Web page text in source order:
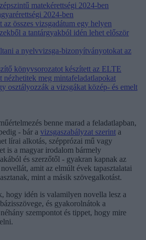
matekérettségi 2024-ben
2024-ben
az összes vizsgadátum egy helyen
a tantárgyakból idén lehet először
a nyelvvizsga-bizonyítványotokat az
könyvsorozatot készített az ELTE
nézhetitek meg mintafeladatlapokat
osztályozzák a vizsgákat közép- és emelt
benne marad a feladatlapban,
- bár a vizsgaszabályzat szerint a
lírai alkotás, szépprózai mű vagy
is a magyar irodalom bármely
és szerzőtől - gyakran kapnak az
amit az elmúlt évek tapasztalatai
mint a másik szövegalkotást.
hogy idén is valamilyen novella lesz a
és gyakorolnátok a
szempontot és tippet, hogy mire